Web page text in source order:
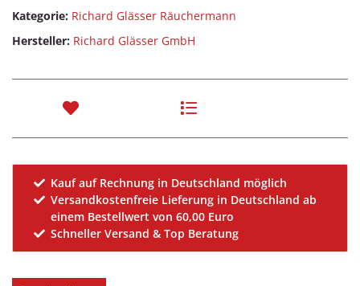
Kategorie: Richard Glässer Räuchermann
Hersteller: Richard Glässer GmbH
Kauf auf Rechnung in Deutschland möglich
Versandkostenfreie Lieferung in Deutschland ab
einem Bestellwert von 60,00 Euro
Schneller Versand & Top Beratung